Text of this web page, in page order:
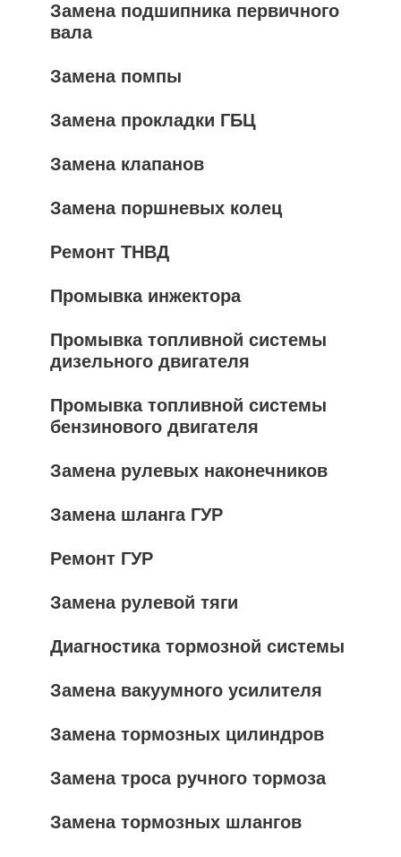
Замена подшипника первичного
вала
Замена помпы
Замена прокладки ГБЦ
Замена клапанов
Замена поршневых колец
Ремонт ТНВД
Промывка инжектора
Промывка топливной системы
дизельного двигателя
Промывка топливной системы
бензинового двигателя
Замена рулевых наконечников
Замена шланга ГУР
Ремонт ГУР
Замена рулевой тяги
Диагностика тормозной системы
Замена вакуумного усилителя
Замена тормозных цилиндров
Замена троса ручного тормоза
Замена тормозных шлангов